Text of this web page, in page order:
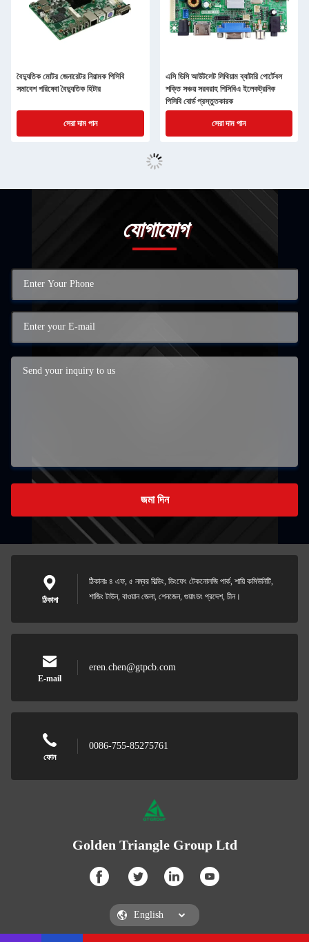
বৈদ্যুতিক মোটর জেনারেটর নিয়ামক পিসিবি
সমাবেশ পরিষেবা বৈদ্যুতিক হিটার
সেরা দাম পান
এসি ডিসি আউটলেট লিথিয়াম ব্যাটারি পোর্টেবল
শক্তি সঞ্চয় সরবরাহ পিসিবিএ ইলেকট্রনিক
পিসিবি বোর্ড প্রস্তুতকারক
সেরা দাম পান
যোগাযোগ
জমা দিন
ঠিকানা
ঠিকানাঃ ৪ এফ, ৫ নম্বর বিল্ডিং, ডিংফেং টেকনোলজি পার্ক, শায়ি কমিউনিটি,
শাজিং টাউন, বাওয়ান জেলা, শেনজেন, গুয়াংডং প্রদেশ, চীন।
E-mail
eren.chen@gtpcb.com
ফোন
0086-755-85275761
Golden Triangle Group Ltd